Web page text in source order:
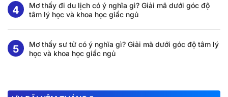
Mơ thấy đi du lịch có ý nghĩa gì? Giải mã dưới góc độ
tâm lý học và khoa học giấc ngủ
Mơ thấy sư tử có ý nghĩa gì? Giải mã dưới góc độ tâm lý
học và khoa học giấc ngủ